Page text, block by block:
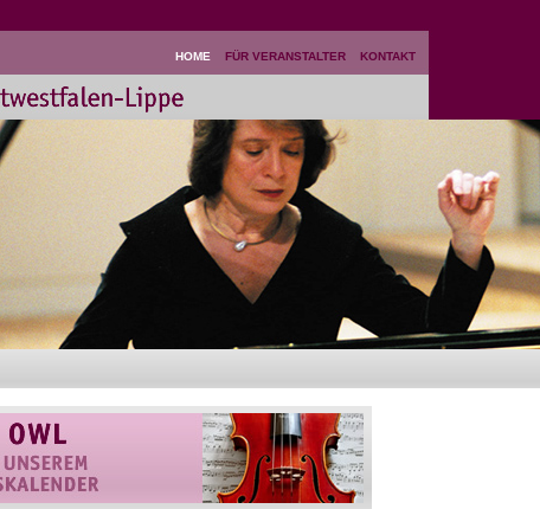
HOME FÜR VERANSTALTER KONTAKT